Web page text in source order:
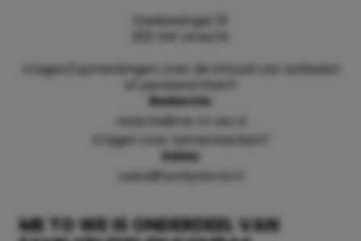
ME TO WE IS ONDERDEEL VAN
Daalsesingel 51
3511 SW Utrecht
Vragen/opmerkingen over de inhoud van artikelen
of persberichten?
Redactie:
redactie@me-to-we.nl
Vragen over samenwerken?
Sales:
sales@familyblend.nl